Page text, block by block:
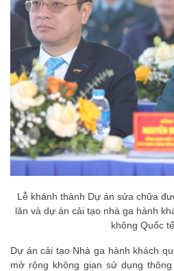
Lễ khánh thành Dự án sửa chữa
lăn và dự án cải tạo nhà ga hành
không Quốc
Dự án cải tạo Nhà ga hành khách
mở rộng không gian sử dụng